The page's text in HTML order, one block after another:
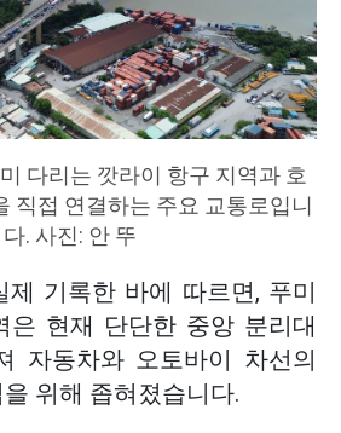
다리는 깟라이 항구 지역과 호
직접 연결하는 주요 교통로입니
다. 사진: 안 뚜
제 기록한 바에 따르면, 푸미
은 현재 단단한 중앙 분리대
자동차와 오토바이 차선의
위해 좁혀졌습니다.